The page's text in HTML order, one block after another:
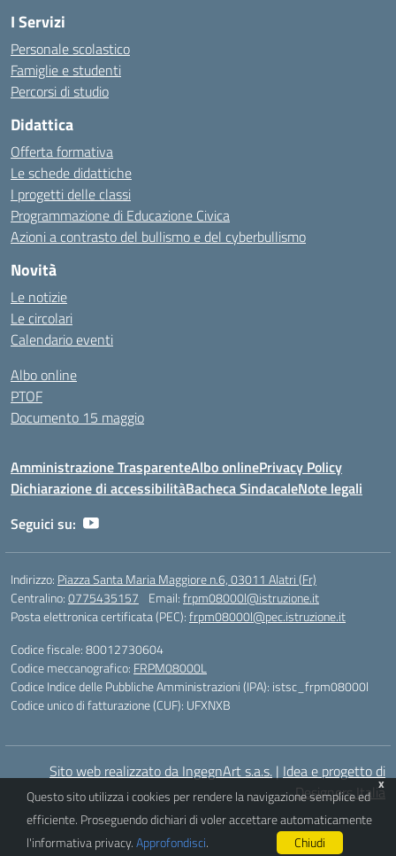
I Servizi
Personale scolastico
Famiglie e studenti
Percorsi di studio
Didattica
Offerta formativa
Le schede didattiche
I progetti delle classi
Programmazione di Educazione Civica
Azioni a contrasto del bullismo e del cyberbullismo
Novità
Le notizie
Le circolari
Calendario eventi
Albo online
PTOF
Documento 15 maggio
Amministrazione TrasparenteAlbo onlinePrivacy Policy
Dichiarazione di accessibilitàBacheca SindacaleNote legali
Seguici su:
Indirizzo: Piazza Santa Maria Maggiore n.6, 03011 Alatri (Fr)
Centralino:0775435157 Email:frpm08000l@istruzione.it
Posta elettronica certificata (PEC):frpm08000l@pec.istruzione.it
Codice fiscale: 80012730604
Codice meccanografico: FRPM08000L
Codice Indice delle Pubbliche Amministrazioni (IPA): istsc_frpm08000l
Codice unico di fatturazione (CUF): UFXNXB
Sito web realizzato da IngegnArt s.a.s. | Idea e progetto di
Designers Italia
x
Questo sito utilizza i cookies per rendere la navigazione semplice ed
efficiente. Proseguendo dichiari di voler accettare automaticamente
l'informativa privacy.Approfondisci. Chiudi